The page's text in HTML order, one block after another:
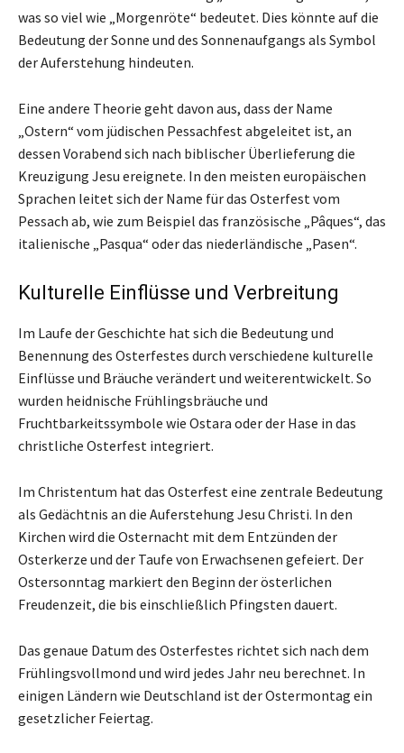
was so viel wie „Morgenröte“ bedeutet. Dies könnte auf die
Bedeutung der Sonne und des Sonnenaufgangs als Symbol
der Auferstehung hindeuten.
Eine andere Theorie geht davon aus, dass der Name
„Ostern“ vom jüdischen Pessachfest abgeleitet ist, an
dessen Vorabend sich nach biblischer Überlieferung die
Kreuzigung Jesu ereignete. In den meisten europäischen
Sprachen leitet sich der Name für das Osterfest vom
Pessach ab, wie zum Beispiel das französische „Pâques“, das
italienische „Pasqua“ oder das niederländische „Pasen“.
Kulturelle Einflüsse und Verbreitung
Im Laufe der Geschichte hat sich die Bedeutung und
Benennung des Osterfestes durch verschiedene kulturelle
Einflüsse und Bräuche verändert und weiterentwickelt. So
wurden heidnische Frühlingsbräuche und
Fruchtbarkeitssymbole wie Ostara oder der Hase in das
christliche Osterfest integriert.
Im Christentum hat das Osterfest eine zentrale Bedeutung
als Gedächtnis an die Auferstehung Jesu Christi. In den
Kirchen wird die Osternacht mit dem Entzünden der
Osterkerze und der Taufe von Erwachsenen gefeiert. Der
Ostersonntag markiert den Beginn der österlichen
Freudenzeit, die bis einschließlich Pfingsten dauert.
Das genaue Datum des Osterfestes richtet sich nach dem
Frühlingsvollmond und wird jedes Jahr neu berechnet. In
einigen Ländern wie Deutschland ist der Ostermontag ein
gesetzlicher Feiertag.